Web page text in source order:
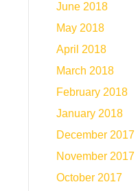
June 2018
May 2018
April 2018
March 2018
February 2018
January 2018
December 2017
November 2017
October 2017